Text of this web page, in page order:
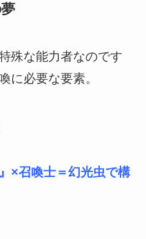
殊な能力者なのです
に必要な要素。
×召喚士＝幻光虫で構